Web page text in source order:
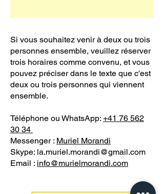
Si vous souhaitez venir à deux ou trois
personnes ensemble, veuillez réserver
trois horaires comme convenu, et vous
pouvez préciser dans le texte que c'est
deux ou trois personnes qui viennent
ensemble.
Téléphone ou WhatsApp: +41 76 562
30 34
Messenger : Muriel Morandi
Skype: la.muriel.morandi@gmail.com
Email : info@murielmorandi.com